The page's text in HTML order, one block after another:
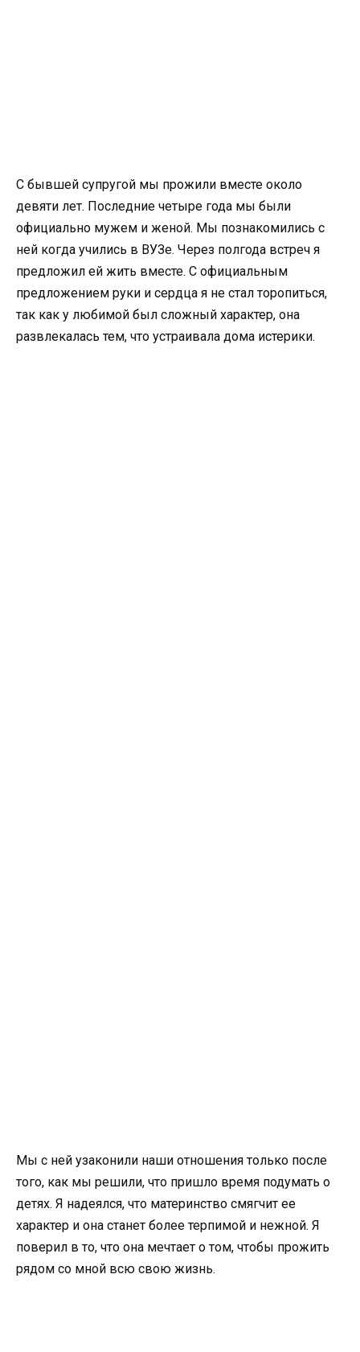
С бывшей супругой мы прожили вместе около
девяти лет. Последние четыре года мы были
официально мужем и женой. Мы познакомились с
ней когда учились в ВУЗе. Через полгода встреч я
предложил ей жить вместе. С официальным
предложением руки и сердца я не стал торопиться,
так как у любимой был сложный характер, она
развлекалась тем, что устраивала дома истерики.
Мы с ней узаконили наши отношения только после
того, как мы решили, что пришло время подумать о
детях. Я надеялся, что материнство смягчит ее
характер и она станет более терпимой и нежной. Я
поверил в то, что она мечтает о том, чтобы прожить
рядом со мной всю свою жизнь.